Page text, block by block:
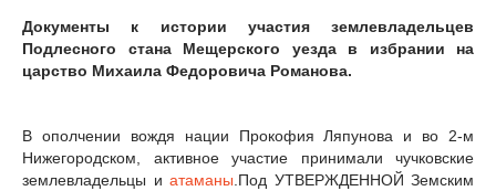
Документы к истории участия землевладельцев
Подлесного стана Мещерского уезда в избрании на
царство Михаила Федоровича Романова.
В ополчении вождя нации Прокофия Ляпунова и во 2-м
Нижегородском, активное участие принимали чучковские
землевладельцы и атаманы.Под УТВЕРЖДЕННОЙ Земским